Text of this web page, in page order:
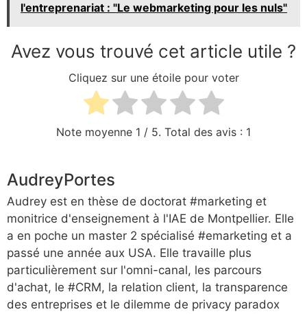
l'entreprenariat : "Le webmarketing pour les nuls"
Avez vous trouvé cet article utile ?
Cliquez sur une étoile pour voter
Note moyenne 1 / 5. Total des avis : 1
AudreyPortes
Audrey est en thèse de doctorat #marketing et
monitrice d'enseignement à l'IAE de Montpellier. Elle
a en poche un master 2 spécialisé #emarketing et a
passé une année aux USA. Elle travaille plus
particulièrement sur l'omni-canal, les parcours
d'achat, le #CRM, la relation client, la transparence
des entreprises et le dilemme de privacy paradox